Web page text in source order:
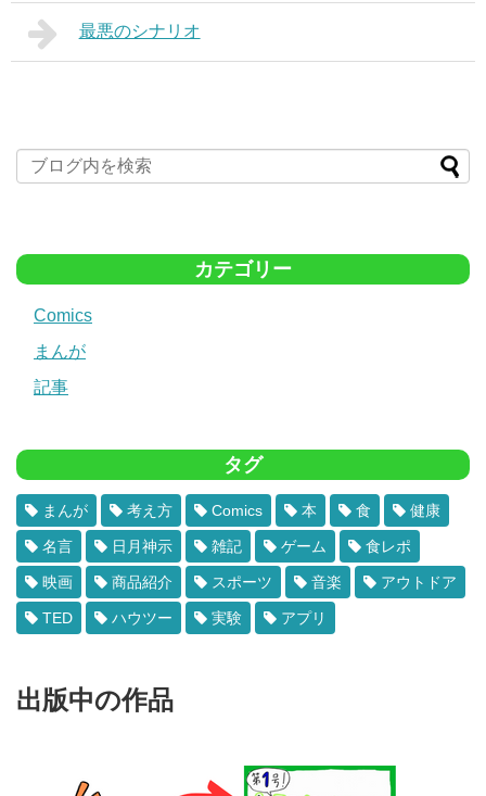
最悪のシナリオ
カテゴリー
Comics
まんが
記事
タグ
まんが 考え方 Comics 本 食 健康
名言 日月神示 雑記 ゲーム 食レポ
映画 商品紹介 スポーツ 音楽 アウトドア
TED ハウツー 実験 アプリ
出版中の作品